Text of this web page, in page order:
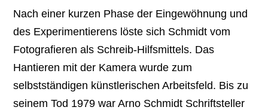
Nach einer kurzen Phase der Eingewöhnung und
des Experimentierens löste sich Schmidt vom
Fotografieren als Schreib-Hilfsmittels. Das
Hantieren mit der Kamera wurde zum
selbstständigen künstlerischen Arbeitsfeld. Bis zu
seinem Tod 1979 war Arno Schmidt Schriftsteller